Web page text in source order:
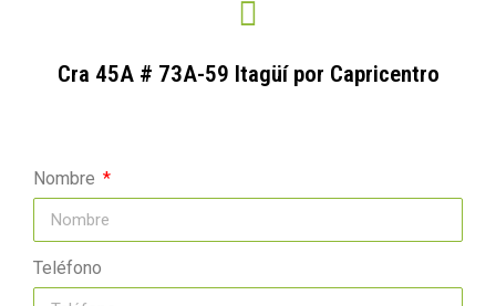
Cra 45A # 73A-59 Itagüí por Capricentro
Nombre
Teléfono